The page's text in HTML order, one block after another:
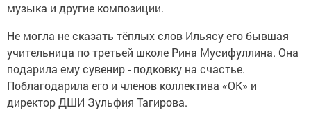
музыка и другие композиции.
Не могла не сказать тёплых слов Ильясу его бывшая
учительница по третьей школе Рина Мусифуллина. Она
подарила ему сувенир - подковку на счастье.
Поблагодарила его и членов коллектива «ОК» и
директор ДШИ Зульфия Тагирова.